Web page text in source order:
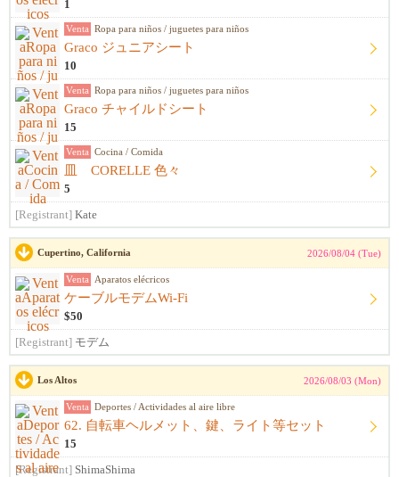
1
Venta Ropa para niños / juguetes para niños
Graco ジュニアシート
10
Venta Ropa para niños / juguetes para niños
Graco チャイルドシート
15
Venta Cocina / Comida
皿 CORELLE 色々
5
[Registrant] Kate
Cupertino, California 2026/08/04 (Tue)
Venta Aparatos elécricos
ケーブルモデムWi-Fi
$50
[Registrant] モデム
Los Altos 2026/08/03 (Mon)
Venta Deportes / Actividades al aire libre
62. 自転車ヘルメット、鍵、ライト等セット
15
[Registrant] ShimaShima